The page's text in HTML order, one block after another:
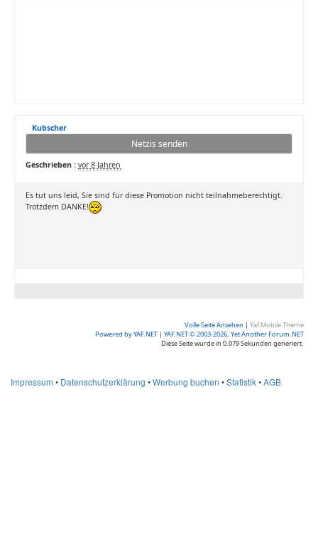
Kubscher
Netzis senden
Geschrieben : vor 8 Jahren
Es tut uns leid, Sie sind für diese Promotion nicht teilnahmeberechtigt.
Trotzdem DANKE!
Volle Seite Ansehen | Yaf Mobile Theme
Powered by YAF.NET | YAF.NET © 2003-2026, Yet Another Forum.NET
Diese Seite wurde in 0.079 Sekunden generiert.
Impressum • Datenschutzerklärung •Werbung buchen •Statistik•AGB